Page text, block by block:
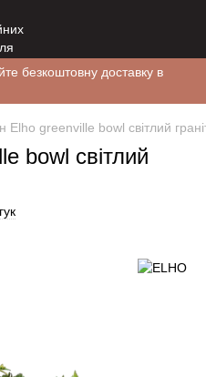
безкоштовну доставку в
Elho greenville bowl світлий
bowl світлий